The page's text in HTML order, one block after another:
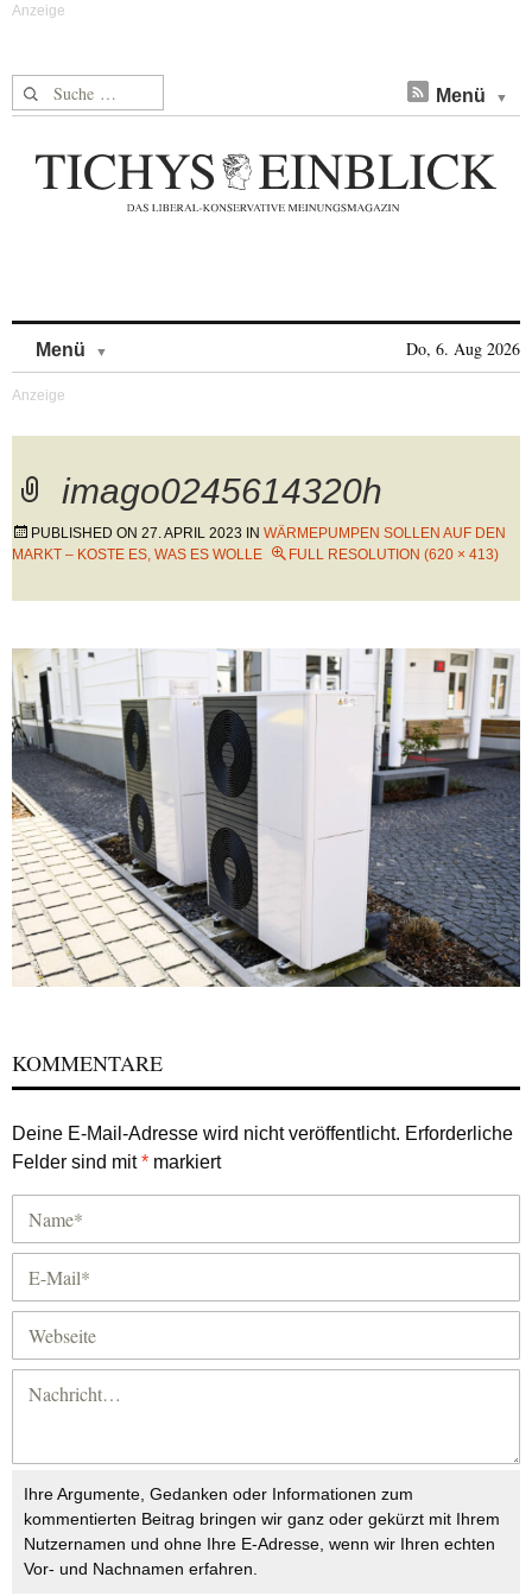
Suche nach: Menü
Menü Do, 6. Aug 2026
imago0245614320h
PUBLISHED ON 27. APRIL 2023 IN WÄRMEPUMPEN SOLLEN AUF DEN
MARKT – KOSTE ES, WAS ES WOLLE
FULL RESOLUTION (620 × 413)
KOMMENTARE
Deine E-Mail-Adresse wird nicht veröffentlicht. Erforderliche
Felder sind mit* markiert
Ihre Argumente, Gedanken oder Informationen zum
kommentierten Beitrag bringen wir ganz oder gekürzt mit Ihrem
Nutzernamen und ohne Ihre E-Adresse, wenn wir Ihren echten
Vor- und Nachnamen erfahren.